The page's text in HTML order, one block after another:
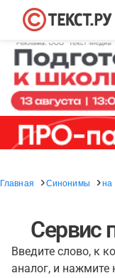
Главная Синонимы на
Сервис
Введите слово, к
аналог, и нажмите